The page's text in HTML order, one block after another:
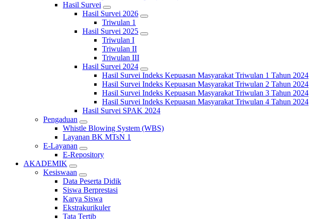
Hasil Survei
Hasil Survei 2026
Triwulan 1
Hasil Survei 2025
Triwulan I
Triwulan II
Triwulan III
Hasil Survei 2024
Hasil Survei Indeks Kepuasan Masyarakat Triwulan 1 Tahun 2024
Hasil Survei Indeks Kepuasan Masyarakat Triwulan 2 Tahun 2024
Hasil Survei Indeks Kepuasan Masyarakat Triwulan 3 Tahun 2024
Hasil Survei Indeks Kepuasan Masyarakat Triwulan 4 Tahun 2024
Hasil Survei SPAK 2024
Pengaduan
Whistle Blowing System (WBS)
Layanan BK MTsN 1
E-Layanan
E-Repository
AKADEMIK
Kesiswaan
Data Peserta Didik
Siswa Berprestasi
Karya Siswa
Ekstrakurikuler
Tata Tertib